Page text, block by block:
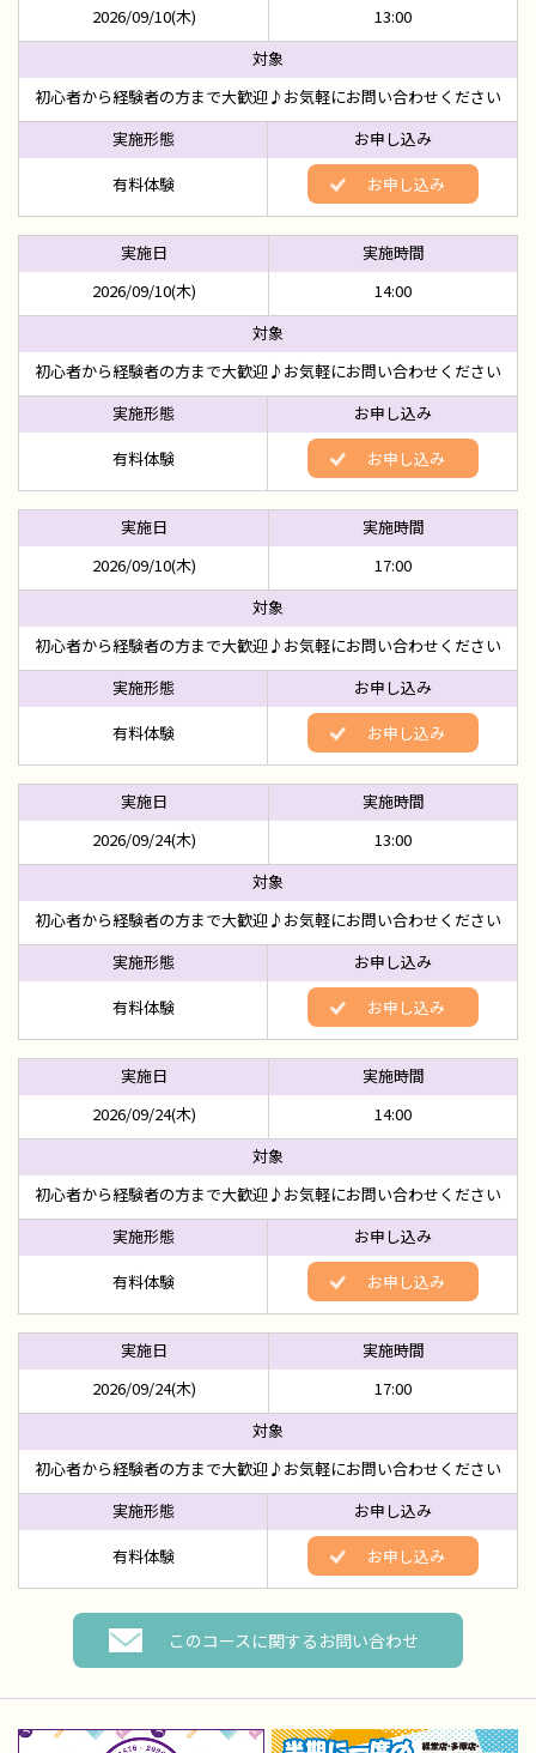
2026/09/10(木) 13:00
初心者から経験者の方まで大歓迎♪お気軽にお問い合わせください
有料体験 お申し込み
2026/09/10(木) 14:00
初心者から経験者の方まで大歓迎♪お気軽にお問い合わせください
有料体験 お申し込み
2026/09/10(木) 17:00
初心者から経験者の方まで大歓迎♪お気軽にお問い合わせください
有料体験 お申し込み
2026/09/24(木) 13:00
初心者から経験者の方まで大歓迎♪お気軽にお問い合わせください
有料体験 お申し込み
2026/09/24(木) 14:00
初心者から経験者の方まで大歓迎♪お気軽にお問い合わせください
有料体験 お申し込み
2026/09/24(木) 17:00
初心者から経験者の方まで大歓迎♪お気軽にお問い合わせください
有料体験 お申し込み
このコースに関するお問い合わせ